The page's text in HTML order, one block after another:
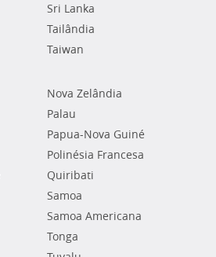
Sri Lanka
Tailândia
Taiwan
Nova Zelândia
Palau
Papua-Nova Guiné
Polinésia Francesa
Quiribati
Samoa
Samoa Americana
Tonga